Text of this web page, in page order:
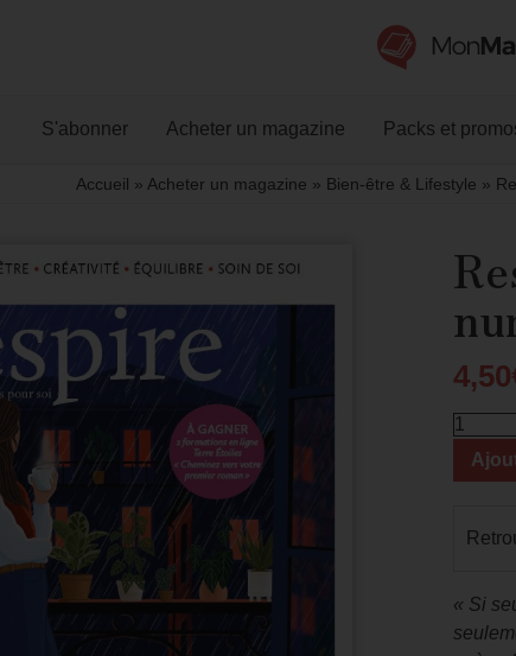
S'abonner Acheter un magazine Packs et
Accueil » Acheter un magazine » Bien-être & Lifestyle »
4,50
« Si